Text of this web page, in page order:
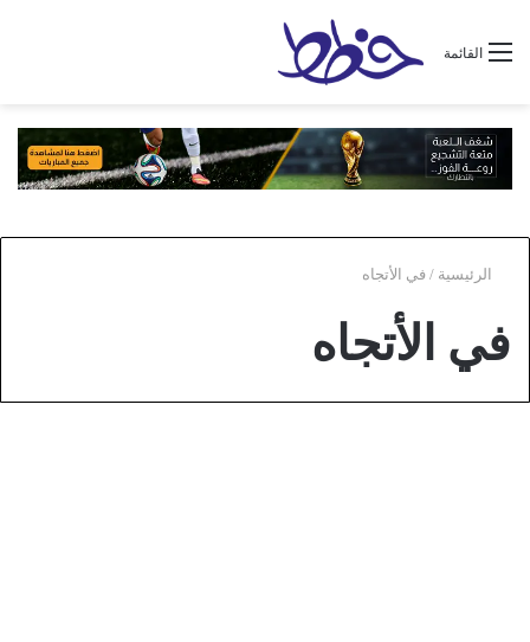
القائمة
الرئيسية / في الأتجاه
في الأتجاه